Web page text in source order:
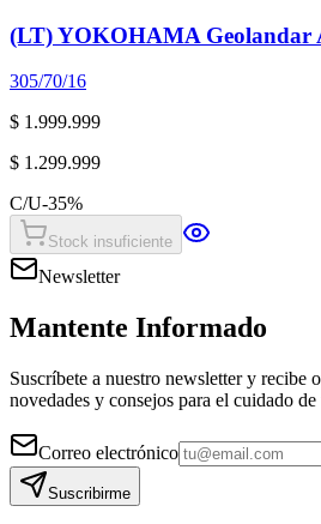
(LT) YOKOHAMA Geolandar
305/70/16
$ 1.999.999
$ 1.299.999
C/U-35%
Stock insuficiente
Newsletter
Mantente Informado
Suscríbete a nuestro newsletter y recibe
novedades y consejos para el cuidado de
Correo electrónico
Suscribirme